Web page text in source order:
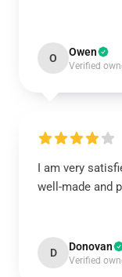
O Owen
Verified
I am very
well-made and
D Donovan
Verified